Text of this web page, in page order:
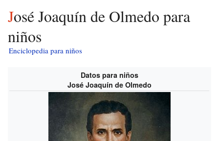
José Joaquín de Olmedo para
niños
Enciclopedia para niños
Datos para niños
José Joaquín de Olmedo